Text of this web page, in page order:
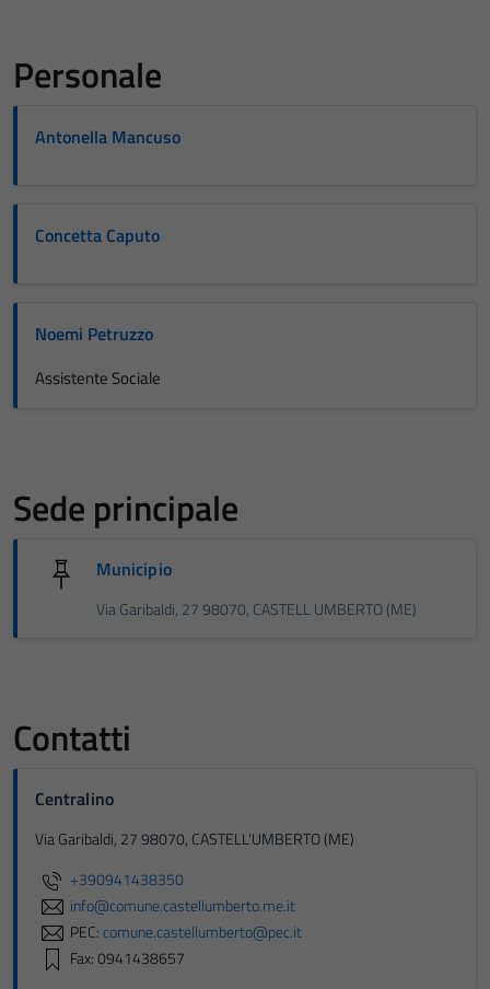
Personale
Antonella Mancuso
Concetta Caputo
Noemi Petruzzo
Assistente Sociale
Sede principale
Municipio
Via Garibaldi, 27 98070, CASTELL UMBERTO (ME)
Contatti
Centralino
Via Garibaldi, 27 98070, CASTELL'UMBERTO (ME)
+390941438350
info@comune.castellumberto.me.it
PEC:comune.castellumberto@pec.it
Fax: 0941438657